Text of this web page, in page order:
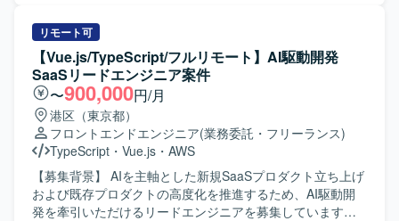
いただきます。 コードレビューを含む技術的な品質管理を
行っていただきます。 テストシナリオの策定・管理を実施
していただきます。 【求める人物像】 技術とマネジメント
の両面からプロジェクトをリードできる方を求めていま
す。 複数チームと円滑にコミュニケーションを取りなが
ら、課題解決に主体的に取り組める方を歓迎いたします。
【ポジションの魅力】 大規模な基幹システム開発におい
て、3チームを横断するPM兼テックリードとして上流から
品質管理まで一貫して関わることができます。 PHPやGoを
中心とした技術スタックに加え、モダンなインフラ環境に
も触れながら、技術的リードとマネジメント経験を同時に
リモート可
【Vue.js/TypeScript/フルリモート】AI駆動開発
SaaSリードエンジニア案件
〜900,000円/月
港区（東京都）
フロントエンドエンジニア(業務委託・フリーランス)
TypeScript ・ Vue.js ・ AWS
【募集背景】 AIを主軸とした新規SaaSプロダクト立ち上げ
および既存プロダクトの高度化を推進するため、AI駆動開
発を牽引いただけるリードエンジニアを募集しています。